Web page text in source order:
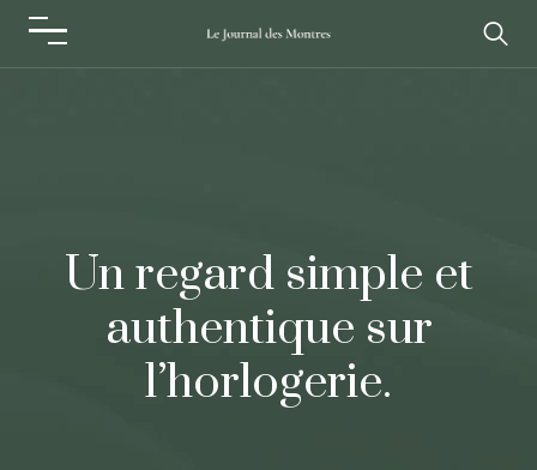
Un regard simple et
authentique sur
l’horlogerie.